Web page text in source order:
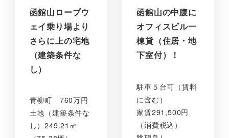
函館山ロープウ
ェイ乗り場より
さらに上の宅地
（建築条件な
し）
青柳町 760万円
土地（建築条件な
し）249.21㎡
函館山の中腹に
オフィスビル一
棟貸（住居・地
下室付）！
駐車５台可（賃料
に含む）
家賃291,500円
（消費税込）